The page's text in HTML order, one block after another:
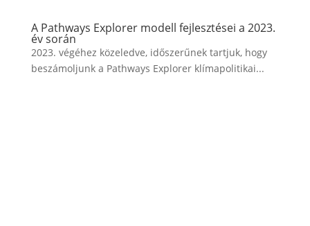
A Pathways Explorer modell fejlesztései a 2023.
év során
2023. végéhez közeledve, időszerűnek tartjuk, hogy
beszámoljunk a Pathways Explorer klímapolitikai...